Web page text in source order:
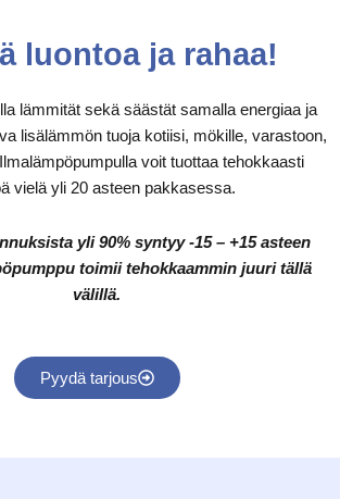
luontoa ja rahaa!
lämmität sekä säästät samalla energiaa ja
lisälämmön tuoja kotiisi, mökille, varastoon,
voit tuottaa tehokkaasti
vielä yli 20 asteen pakkasessa.
yli 90% syntyy -15 – +15 asteen
toimii tehokkaammin juuri tällä
välillä.
Pyydä tarjous